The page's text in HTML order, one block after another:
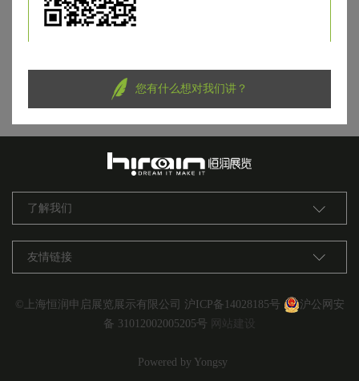
您有什么想对我们讲？
了解我们
友情链接
©上海恒润申启展览展示有限公司 沪ICP备14028185号
沪公网安
备 31012002005205号 网站建设
Powered by Yongsy